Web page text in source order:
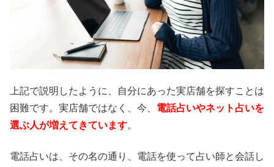
上記で説明したように、自分にあった実店舗を探すことは
困難です。実店舗ではなく、今、 電話占いやネット占いを
選ぶ人が増えてきています。
電話占いは、その名の通り、電話を使って占い師と会話し